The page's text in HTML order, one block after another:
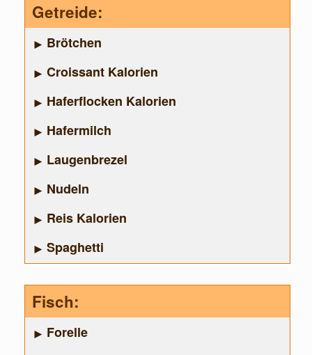
Getreide:
Brötchen
Croissant Kalorien
Haferflocken Kalorien
Hafermilch
Laugenbrezel
Nudeln
Reis Kalorien
Spaghetti
Fisch:
Forelle